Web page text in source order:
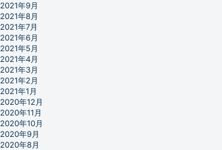
2021年9月
2021年8月
2021年7月
2021年6月
2021年5月
2021年4月
2021年3月
2021年2月
2021年1月
2020年12月
2020年11月
2020年10月
2020年9月
2020年8月